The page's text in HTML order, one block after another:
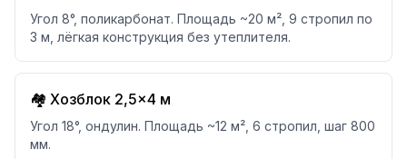
Угол 8°, поликарбонат. Площадь ~20 м², 9 стропил по
3 м, лёгкая конструкция без утеплителя.
🏘 Хозблок 2,5×4 м
Угол 18°, ондулин. Площадь ~12 м², 6 стропил, шаг 800
мм.